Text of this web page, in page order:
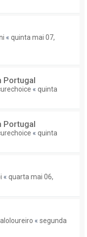
« quinta mai 07,
Portugal
« quinta
Portugal
« quinta
« quarta mai 06,
« segunda